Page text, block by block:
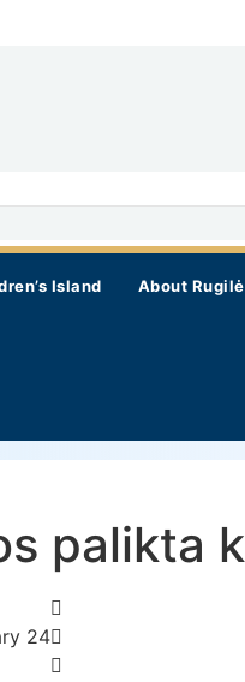
Island About Rugilė
palikta
24